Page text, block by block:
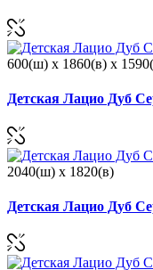
600(ш) x 1860(в) x
Детская Лацио Дуб
2040(ш) x 1820(в)
Детская Лацио Дуб